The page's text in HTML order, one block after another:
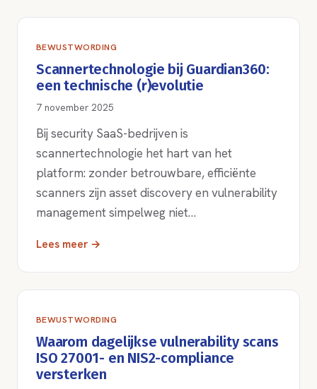
BEWUSTWORDING
Scannertechnologie bij Guardian360:
een technische (r)evolutie
7 november 2025
Bij security SaaS-bedrijven is
scannertechnologie het hart van het
platform: zonder betrouwbare, efficiënte
scanners zijn asset discovery en vulnerability
management simpelweg niet…
Lees meer →
BEWUSTWORDING
Waarom dagelijkse vulnerability scans
ISO 27001- en NIS2-compliance
versterken